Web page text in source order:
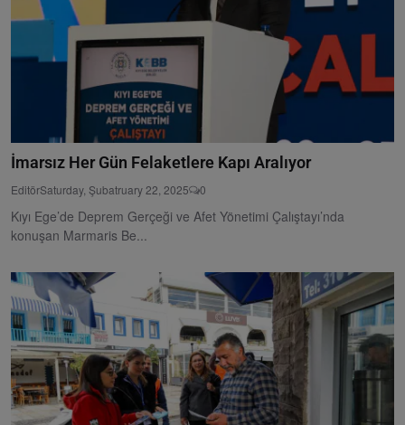
İmarsız Her Gün Felaketlere Kapı Aralıyor
EditörSaturday, Şubatruary 22, 2025 0
Kıyı Ege’de Deprem Gerçeği ve Afet Yönetimi Çalıştayı’nda
konuşan Marmaris Be...